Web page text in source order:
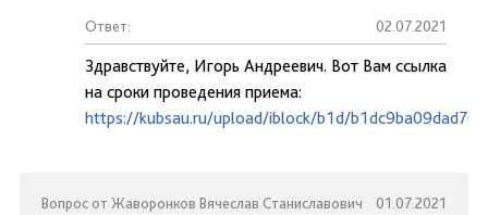
Ответ: 02.07.2021
Здравствуйте, Игорь Андреевич. Вот Вам ссылка
на сроки проведения приема:
https://kubsau.ru/upload/iblock/b1d/
Вопрос от Жаворонков Вячеслав Станиславович 01.07.2021